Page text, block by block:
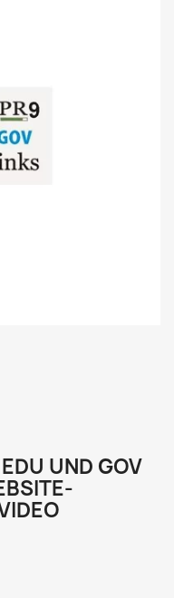
UND GOV